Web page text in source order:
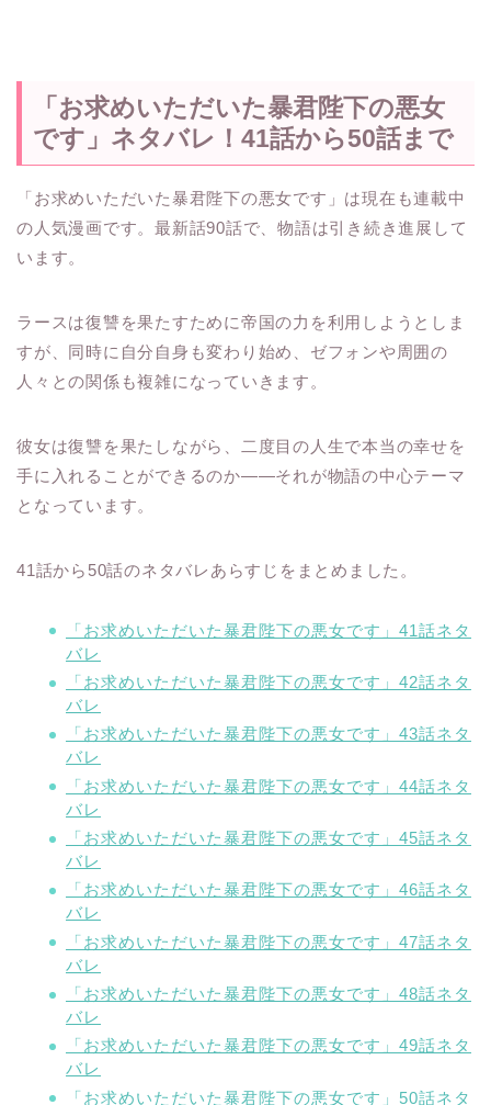
「お求めいただいた暴君陛下の悪女
です」ネタバレ！41話から50話まで
「お求めいただいた暴君陛下の悪女です」は現在も連載中
の人気漫画です。最新話90話で、物語は引き続き進展して
います。
ラースは復讐を果たすために帝国の力を利用しようとしま
すが、同時に自分自身も変わり始め、ゼフォンや周囲の
人々との関係も複雑になっていきます。
彼女は復讐を果たしながら、二度目の人生で本当の幸せを
手に入れることができるのか――それが物語の中心テーマ
となっています。
41話から50話のネタバレあらすじをまとめました。
「お求めいただいた暴君陛下の悪女です」41話ネタ
バレ
「お求めいただいた暴君陛下の悪女です」42話ネタ
バレ
「お求めいただいた暴君陛下の悪女です」43話ネタ
バレ
「お求めいただいた暴君陛下の悪女です」44話ネタ
バレ
「お求めいただいた暴君陛下の悪女です」45話ネタ
バレ
「お求めいただいた暴君陛下の悪女です」46話ネタ
バレ
「お求めいただいた暴君陛下の悪女です」47話ネタ
バレ
「お求めいただいた暴君陛下の悪女です」48話ネタ
バレ
「お求めいただいた暴君陛下の悪女です」49話ネタ
バレ
「お求めいただいた暴君陛下の悪女です」50話ネタ